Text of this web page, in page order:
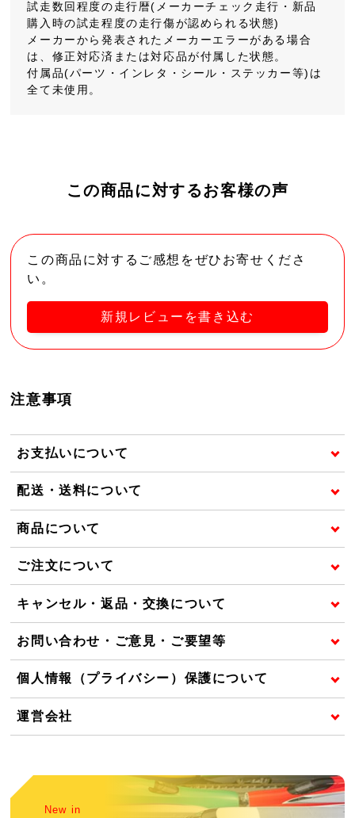
試走数回程度の走行暦(メーカーチェック走行・新品
購入時の試走程度の走行傷が認められる状態)
メーカーから発表されたメーカーエラーがある場合
は、修正対応済または対応品が付属した状態。
付属品(パーツ・インレタ・シール・ステッカー等)は
全て未使用。
この商品に対するお客様の声
この商品に対するご感想をぜひお寄せくださ
い。
新規レビューを書き込む
注意事項
お支払いについて
配送・送料について
商品について
ご注文について
キャンセル・返品・交換について
お問い合わせ・ご意見・ご要望等
個人情報（プライバシー）保護について
運営会社
New in